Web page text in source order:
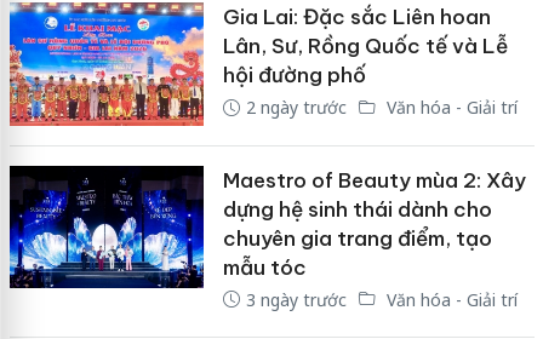
Gia Lai: Đặc sắc Liên hoan
Lân, Sư, Rồng Quốc tế và Lễ
hội đường phố
2 ngày trước Văn hóa - Giải trí
Maestro of Beauty mùa 2: Xây
dựng hệ sinh thái dành cho
chuyên gia trang điểm, tạo
mẫu tóc
3 ngày trước Văn hóa - Giải trí